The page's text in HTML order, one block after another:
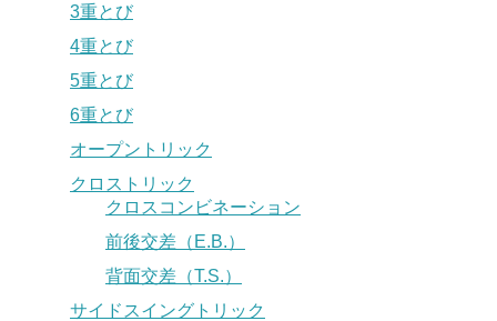
3重とび
4重とび
5重とび
6重とび
オープントリック
クロストリック
クロスコンビネーション
前後交差（E.B.）
背面交差（T.S.）
サイドスイングトリック